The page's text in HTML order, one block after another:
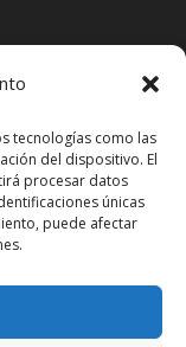
tecnologías como las
del dispositivo. El
procesar datos
únicas
puede afectar